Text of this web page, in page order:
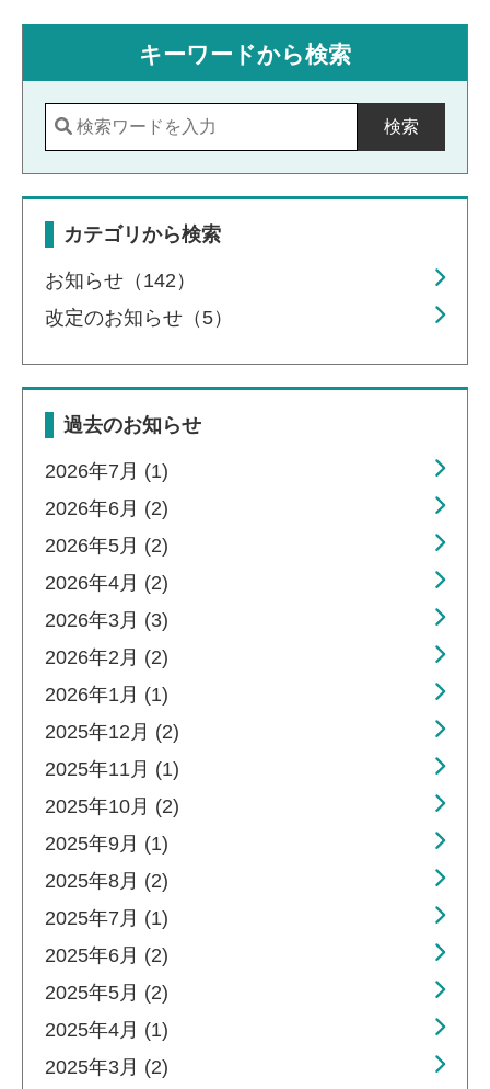
キーワードから検索
検索
カテゴリから検索
お知らせ（142）
改定のお知らせ（5）
過去のお知らせ
2026年7月 (1)
2026年6月 (2)
2026年5月 (2)
2026年4月 (2)
2026年3月 (3)
2026年2月 (2)
2026年1月 (1)
2025年12月 (2)
2025年11月 (1)
2025年10月 (2)
2025年9月 (1)
2025年8月 (2)
2025年7月 (1)
2025年6月 (2)
2025年5月 (2)
2025年4月 (1)
2025年3月 (2)